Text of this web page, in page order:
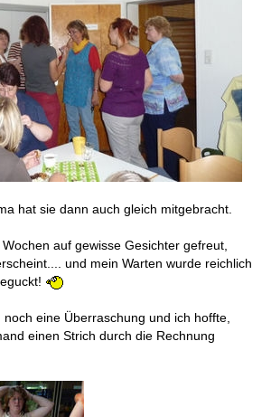
hat sie dann auch gleich mitgebracht.
auf gewisse Gesichter gefreut,
und mein Warten wurde reichlich
eine Überraschung und ich hoffte,
einen Strich durch die Rechnung